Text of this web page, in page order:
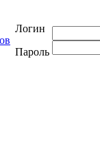
Логин
Пароль